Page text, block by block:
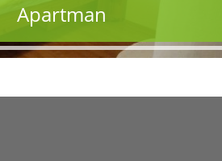
Apartman